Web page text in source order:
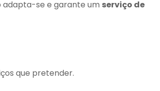
adapta-se e garante um serviço de
que pretender.